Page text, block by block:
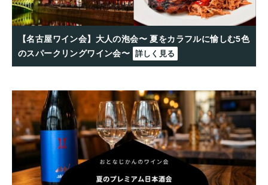
【名古屋ワイン会】大人の泡会〜 夏をカラフルに愉しむ5色
のスパークリングワイン会〜 詳しく見る